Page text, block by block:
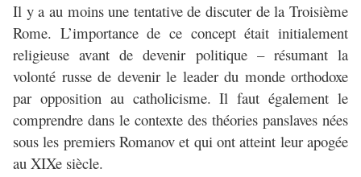
Il y a au moins une tentative de discuter de la Troisième
Rome. L’importance de ce concept était initialement
religieuse avant de devenir politique – résumant la
volonté russe de devenir le leader du monde orthodoxe
par opposition au catholicisme. Il faut également le
comprendre dans le contexte des théories panslaves nées
sous les premiers Romanov et qui ont atteint leur apogée
au XIXe siècle.